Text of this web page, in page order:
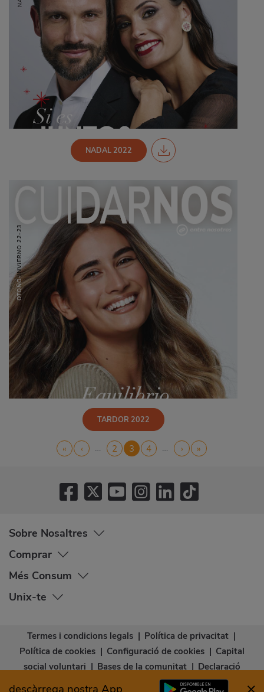
NADAL 2022
TARDOR 2022
PaginationFirst
page
«
Previous
page
‹ … Page
2
Current
page
3 Page
4 …
Next
page
›
Last
page
»
Sobre Nosaltres
Comprar
Més Consum
Unix-te
Termes i condicions legals | Política de privacitat |
Política de cookies | Configuració de cookies | Capital
social voluntari | Bases de la comunitat | Declaració
d’accessibilitat